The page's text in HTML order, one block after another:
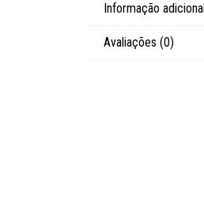
Informação adicional
Avaliações (0)